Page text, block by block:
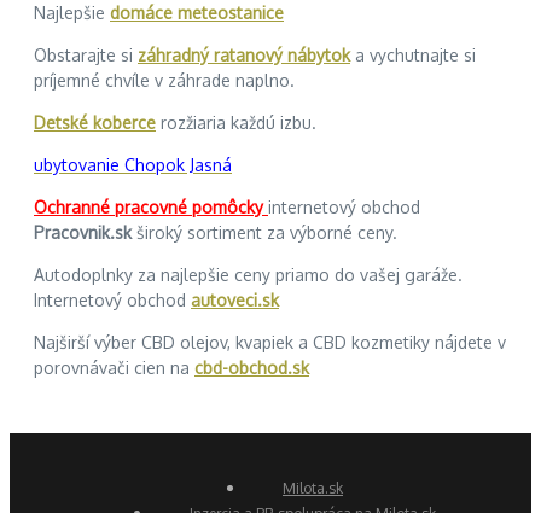
Najlepšie domáce meteostanice
Obstarajte si záhradný ratanový nábytoka vychutnajte si
príjemné chvíle v záhrade naplno.
Detské koberce rozžiaria každú izbu.
ubytovanie Chopok Jasná
Ochranné pracovné pomôckyinternetový obchod
Pracovnik.skširoký sortiment za výborné ceny.
Autodoplnky za najlepšie ceny priamo do vašej garáže.
Internetový obchod autoveci.sk
Najširší výber CBD olejov, kvapiek a CBD kozmetiky nájdete v
porovnávači cien na cbd-obchod.sk
Milota.sk